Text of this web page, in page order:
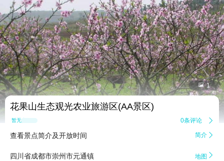
 1
花果山生态观光农业旅游区(AA景区)
暂无点评 0条评论 
查看景点简介及开放时间 简介 
四川省成都市崇州市元通镇 地图 
